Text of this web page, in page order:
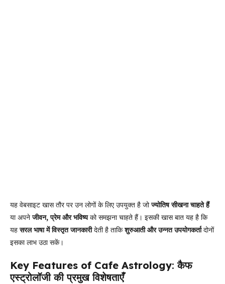
यह वेबसाइट खास तौर पर उन लोगों के लिए उपयुक्त है जोज्योतिष सीखना चाहते हैं
या अपनेजीवन, प्रेम और भविष्यको समझना चाहते हैं। इसकी खास बात यह है कि
यहसरल भाषा में विस्तृत जानकारीदेती है ताकिशुरुआती और उन्नत उपयोगकर्तादोनों
इसका लाभ उठा सकें।
Key Features of Cafe Astrology:कैफ
एस्ट्रोलॉजी की प्रमुख विशेषताएँ